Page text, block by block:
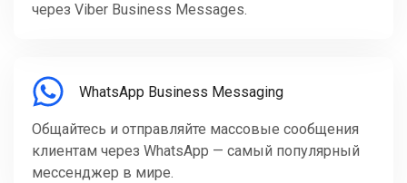
через Viber Business Messages.
WhatsApp Business Messaging
Общайтесь и отправляйте массовые сообщения
клиентам через WhatsApp — самый популярный
мессенджер в мире.